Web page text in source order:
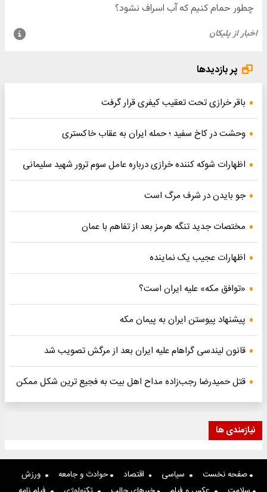
پر بازدیدها
باقر خرازی تحت تعقیب کیفری قرار گرفت
وحشت در کاخ سفید ؛ حمله ایران به عقاب خاکستری
اظهارات شوکه کننده خرازی درباره عامل سوم ترور شهید سلیمانی
جو بایدن در شرف مرگ است
مختصات جدید تنگه هرمز بعد از تفاهم با عمان
اظهارات عجیب یک نماینده
«توافق مکه» علیه ایران است؟
پیشنهاد پیوستن ایران به پیمان مکه
قانون لیندسی گراهام علیه ایران بعد از مرگش تصویب شد
قتل حمیدرضا رجب‌زاده مداح اهل بیت به فجیع ترین شکل ممکن
نیازمندی ها
صفحه نخست سیاسی اقتصاد حوادث و جامعه
ورزش